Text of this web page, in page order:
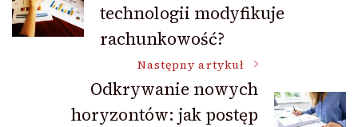
wpisutechnologii modyfikuje
rachunkowość?
Następny artykuł
Odkrywanie nowych
horyzontów: jak postęp